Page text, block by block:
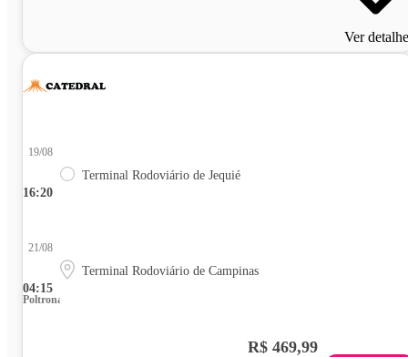
Ver
16:20
19/08
Terminal Rodoviário de Jequié
04:15
21/08
Terminal Rodoviário de Campinas
Poltrona
R$ 469,99